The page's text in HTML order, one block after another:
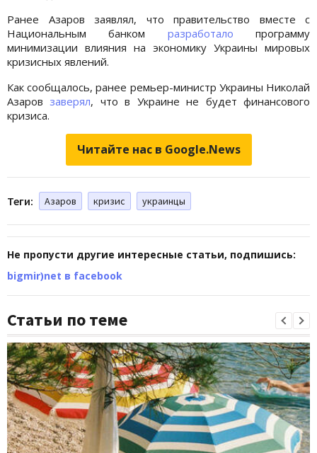
Ранее Азаров заявлял, что правительство вместе с
Национальным банком разработало программу
минимизации влияния на экономику Украины мировых
кризисных явлений.
Как сообщалось, ранее ремьер-министр Украины Николай
Азаров заверял, что в Украине не будет финансового
кризиса.
Читайте нас в Google.News
Теги: Азаров кризис украинцы
Не пропусти другие интересные статьи, подпишись:
bigmir)net в facebook
Статьи по теме